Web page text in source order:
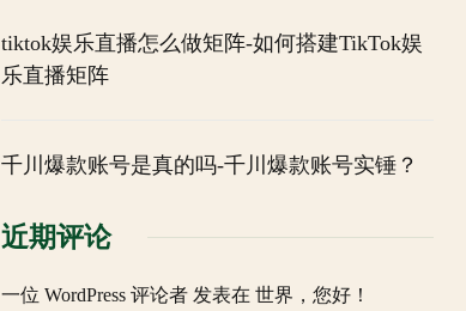
tiktok娱乐直播怎么做矩阵-如何搭建TikTok娱
乐直播矩阵
千川爆款账号是真的吗-千川爆款账号实锤？
近期评论
一位 WordPress 评论者发表在 世界，您好！